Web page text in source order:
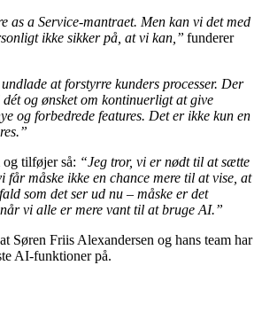
as a Service-mantraet. Men kan vi det med
ikke sikker på, at vi kan,” funderer
at forstyrre kunders processer. Der
og ønsket om kontinuerligt at give
og forbedrede features. Det er ikke kun en
tilføjer så: “Jeg tror, vi er nødt til at sætte
måske ikke en chance mere til at vise, at
som det ser ud nu – måske er det
vi alle er mere vant til at bruge AI.”
Søren Friis Alexandersen og hans team har
AI-funktioner på.